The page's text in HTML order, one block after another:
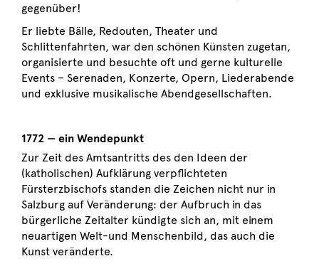
gegenüber!
Er liebte Bälle, Redouten, Theater und
Schlittenfahrten, war den schönen Künsten zugetan,
organisierte und besuchte oft und gerne kulturelle
Events – Serenaden, Konzerte, Opern, Liederabende
und exklusive musikalische Abendgesellschaften.
1772 — ein Wendepunkt
Zur Zeit des Amtsantritts des den Ideen der
(katholischen) Aufklärung verpflichteten
Fürsterzbischofs standen die Zeichen nicht nur in
Salzburg auf Veränderung: der Aufbruch in das
bürgerliche Zeitalter kündigte sich an, mit einem
neuartigen Welt-und Menschenbild, das auch die
Kunst veränderte.